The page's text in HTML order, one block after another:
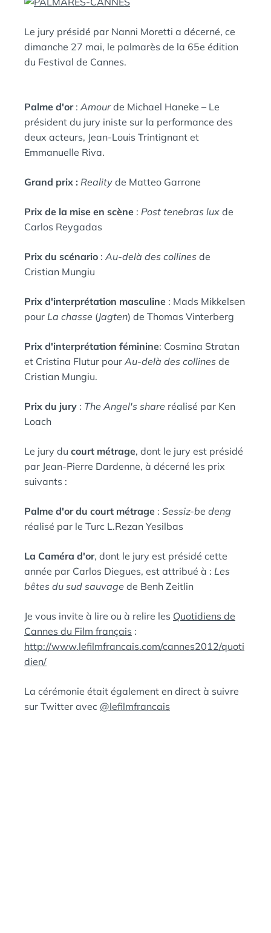
A
S
Le jury présidé par Nanni Moretti a décerné, ce
dimanche 27 mai, le palmarès de la 65e édition
du Festival de Cannes.
Palme d'or : Amourde Michael Haneke – Le
président du jury iniste sur la performance des
deux acteurs, Jean-Louis Trintignant et
Emmanuelle Riva.
Grand prix : Reality de Matteo Garrone
Prix de la mise en scène : Post tenebras lux de
Carlos Reygadas
Prix du scénario : Au-delà des collines de
Cristian Mungiu
Prix d'interprétation masculine : Mads Mikkelsen
pour La chasse (Jagten) de Thomas Vinterberg
Prix d'interprétation féminine: Cosmina Stratan
et Cristina Flutur pour Au-delà des collines de
Cristian Mungiu.
Prix du jury : The Angel's share réalisé par Ken
Loach
Le jury du court métrage, dont le jury est présidé
par Jean-Pierre Dardenne, à décerné les prix
suivants :
Palme d'or du court métrage : Sessiz-be deng
réalisé par le Turc L.Rezan Yesilbas
La Caméra d'or, dont le jury est présidé cette
année par Carlos Diegues, est attribué à : Les
bêtes du sud sauvage de Benh Zeitlin
Je vous invite à lire ou à relire les Quotidiens de
Cannes du Film français :
http://www.lefilmfrancais.com/cannes2012/quoti
dien/
La cérémonie était également en direct à suivre
sur Twitter avec @lefilmfrancais